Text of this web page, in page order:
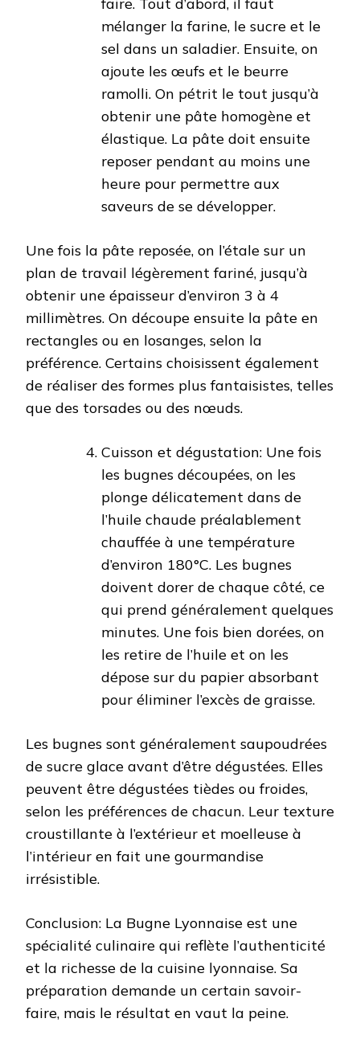
mélanger la farine, le sucre et le
sel dans un saladier. Ensuite, on
ajoute les œufs et le beurre
ramolli. On pétrit le tout jusqu’à
obtenir une pâte homogène et
élastique. La pâte doit ensuite
reposer pendant au moins une
heure pour permettre aux
saveurs de se développer.
Une fois la pâte reposée, on l’étale sur un
plan de travail légèrement fariné, jusqu’à
obtenir une épaisseur d’environ 3 à 4
millimètres. On découpe ensuite la pâte en
rectangles ou en losanges, selon la
préférence. Certains choisissent également
de réaliser des formes plus fantaisistes, telles
que des torsades ou des nœuds.
Cuisson et dégustation: Une fois
les bugnes découpées, on les
plonge délicatement dans de
l’huile chaude préalablement
chauffée à une température
d’environ 180°C. Les bugnes
doivent dorer de chaque côté, ce
qui prend généralement quelques
minutes. Une fois bien dorées, on
les retire de l’huile et on les
dépose sur du papier absorbant
pour éliminer l’excès de graisse.
Les bugnes sont généralement saupoudrées
de sucre glace avant d’être dégustées. Elles
peuvent être dégustées tièdes ou froides,
selon les préférences de chacun. Leur texture
croustillante à l’extérieur et moelleuse à
l’intérieur en fait une gourmandise
irrésistible.
Conclusion: La Bugne Lyonnaise est une
spécialité culinaire qui reflète l’authenticité
et la richesse de la cuisine lyonnaise. Sa
préparation demande un certain savoir-
faire, mais le résultat en vaut la peine.